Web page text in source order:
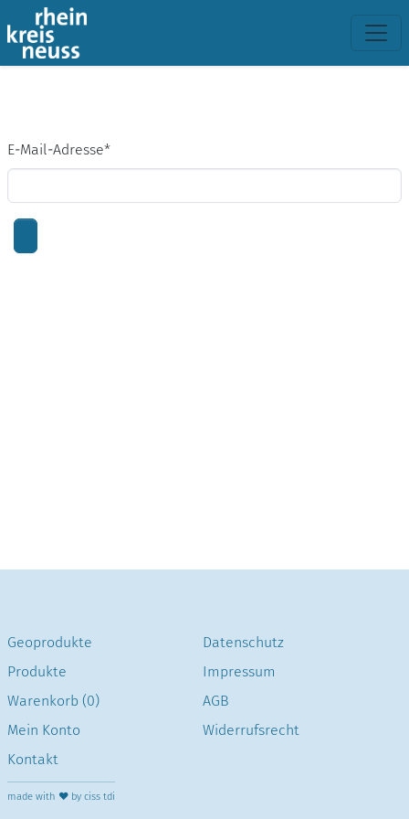
E-Mail-Adresse*
Geoprodukte
Produkte
Warenkorb (0)
Mein Konto
Kontakt
Datenschutz
Impressum
AGB
Widerrufsrecht
made with ❤ by ciss tdi